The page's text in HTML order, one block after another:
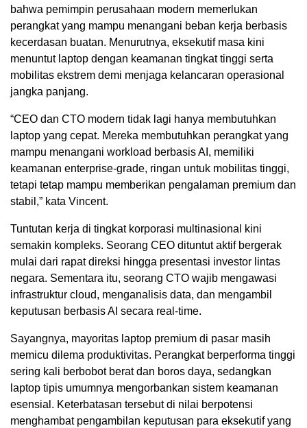
bahwa pemimpin perusahaan modern memerlukan
perangkat yang mampu menangani beban kerja berbasis
kecerdasan buatan. Menurutnya, eksekutif masa kini
menuntut laptop dengan keamanan tingkat tinggi serta
mobilitas ekstrem demi menjaga kelancaran operasional
jangka panjang.
“CEO dan CTO modern tidak lagi hanya membutuhkan
laptop yang cepat. Mereka membutuhkan perangkat yang
mampu menangani workload berbasis AI, memiliki
keamanan enterprise-grade, ringan untuk mobilitas tinggi,
tetapi tetap mampu memberikan pengalaman premium dan
stabil,” kata Vincent.
Tuntutan kerja di tingkat korporasi multinasional kini
semakin kompleks. Seorang CEO dituntut aktif bergerak
mulai dari rapat direksi hingga presentasi investor lintas
negara. Sementara itu, seorang CTO wajib mengawasi
infrastruktur cloud, menganalisis data, dan mengambil
keputusan berbasis AI secara real-time.
Sayangnya, mayoritas laptop premium di pasar masih
memicu dilema produktivitas. Perangkat berperforma tinggi
sering kali berbobot berat dan boros daya, sedangkan
laptop tipis umumnya mengorbankan sistem keamanan
esensial. Keterbatasan tersebut di nilai berpotensi
menghambat pengambilan keputusan para eksekutif yang